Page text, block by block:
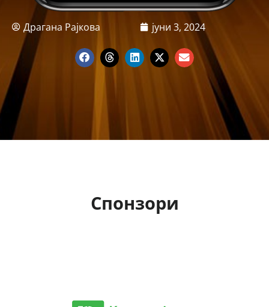
Драгана Рајкова јуни 3, 2024
Спонзори